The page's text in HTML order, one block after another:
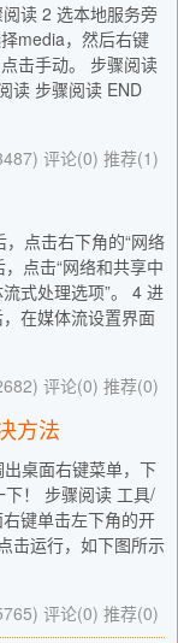
读 2 选本地服务旁
media，然后右键
击手动。 步骤阅读
读 步骤阅读 END
评论(0) 推荐(1)
点击右下角的“网络
点击“网络和共享中
式处理选项”。 4 进
在媒体流设置界面
评论(0) 推荐(0)
方法
桌面右键菜单，下
！ 步骤阅读 工具/
键单击左下角的开
击运行，如下图所示
评论(0) 推荐(0)